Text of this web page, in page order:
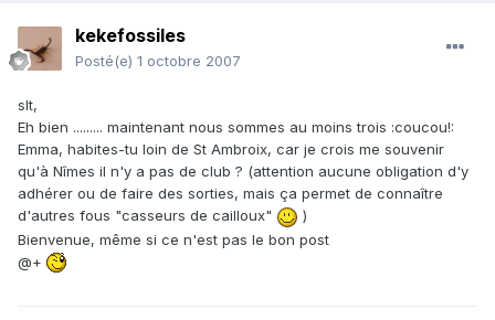
kekefossiles
Posté(e) 1 octobre 2007
slt,
Eh bien ......... maintenant nous sommes au moins trois :coucou!:
Emma, habites-tu loin de St Ambroix, car je crois me souvenir
qu'à Nîmes il n'y a pas de club ? (attention aucune obligation d'y
adhérer ou de faire des sorties, mais ça permet de connaître
d'autres fous "casseurs de cailloux"
)
Bienvenue, même si ce n'est pas le bon post
@+